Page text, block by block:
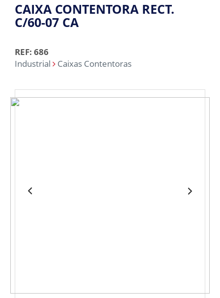
CAIXA CONTENTORA RECT.
C/60-07 CA
REF: 686
Industrial
Caixas Contentoras